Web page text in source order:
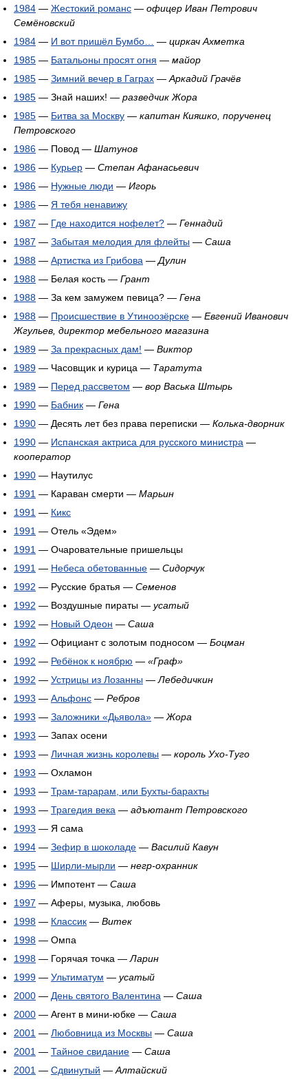
1984 — Жестокий романс — офицер Иван Петрович
Семёновский
1984 — И вот пришёл Бумбо… — циркач Ахметка
1985 — Батальоны просят огня — майор
1985 — Зимний вечер в Гаграх — Аркадий Грачёв
1985 — Знай наших! — разведчик Жора
1985 — Битва за Москву — капитан Кияшко, порученец
Петровского
1986 — Повод — Шатунов
1986 — Курьер — Степан Афанасьевич
1986 — Нужные люди — Игорь
1986 — Я тебя ненавижу
1987 — Где находится нофелет? — Геннадий
1987 — Забытая мелодия для флейты — Саша
1988 — Артистка из Грибова — Дулин
1988 — Белая кость — Грант
1988 — За кем замужем певица? — Гена
1988 — Происшествие в Утиноозёрске — Евгений Иванович
Жгульев, директор мебельного магазина
1989 — За прекрасных дам! — Виктор
1989 — Часовщик и курица — Таратута
1989 — Перед рассветом — вор Васька Штырь
1990 — Бабник — Гена
1990 — Десять лет без права переписки — Колька-дворник
1990 — Испанская актриса для русского министра —
кооператор
1990 — Наутилус
1991 — Караван смерти — Марьин
1991 — Кикс
1991 — Отель «Эдем»
1991 — Очаровательные пришельцы
1991 — Небеса обетованные — Сидорчук
1992 — Русские братья — Семенов
1992 — Воздушные пираты — усатый
1992 — Новый Одеон — Саша
1992 — Официант с золотым подносом — Боцман
1992 — Ребёнок к ноябрю — «Граф»
1992 — Устрицы из Лозанны — Лебедичкин
1993 — Альфонс — Ребров
1993 — Заложники «Дьявола» — Жора
1993 — Запах осени
1993 — Личная жизнь королевы — король Ухо-Туго
1993 — Охламон
1993 — Трам-тарарам, или Бухты-барахты
1993 — Трагедия века — адъютант Петровского
1993 — Я сама
1994 — Зефир в шоколаде — Василий Кавун
1995 — Ширли-мырли — негр-охранник
1996 — Импотент — Саша
1997 — Аферы, музыка, любовь
1998 — Классик — Витек
1998 — Омпа
1998 — Горячая точка — Ларин
1999 — Ультиматум — усатый
2000 — День святого Валентина — Саша
2000 — Агент в мини-юбке — Саша
2001 — Любовница из Москвы — Саша
2001 — Тайное свидание — Саша
2001 — Сдвинутый — Алтайский